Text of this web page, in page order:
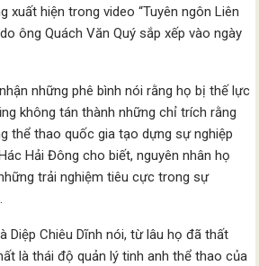
xuất hiện trong video “Tuyên ngôn Liên
ông Quách Văn Quý sắp xếp vào ngày
những phê bình nói rằng họ bị thế lực
không tán thành những chỉ trích rằng
thể thao quốc gia tạo dựng sự nghiệp
Hải Đông cho biết, nguyên nhân họ
trải nghiệm tiêu cực trong sự
Diệp Chiêu Dĩnh nói, từ lâu họ đã thất
là thái độ quản lý tinh anh thể thao của